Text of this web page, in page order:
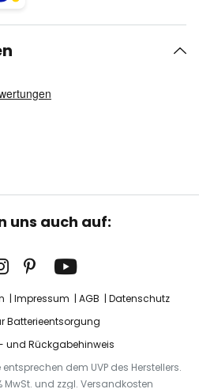
uns auch auf:
Impressum AGB
Datenschutz
Batterieentsorgung
und Rückgabehinweis
dem UVP des Herstellers.
MwSt. und zzgl. Versandkosten